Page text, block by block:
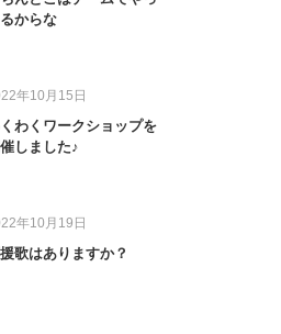
からな
年10月15日
わくワークショップを
しました♪
年10月19日
歌はありますか？